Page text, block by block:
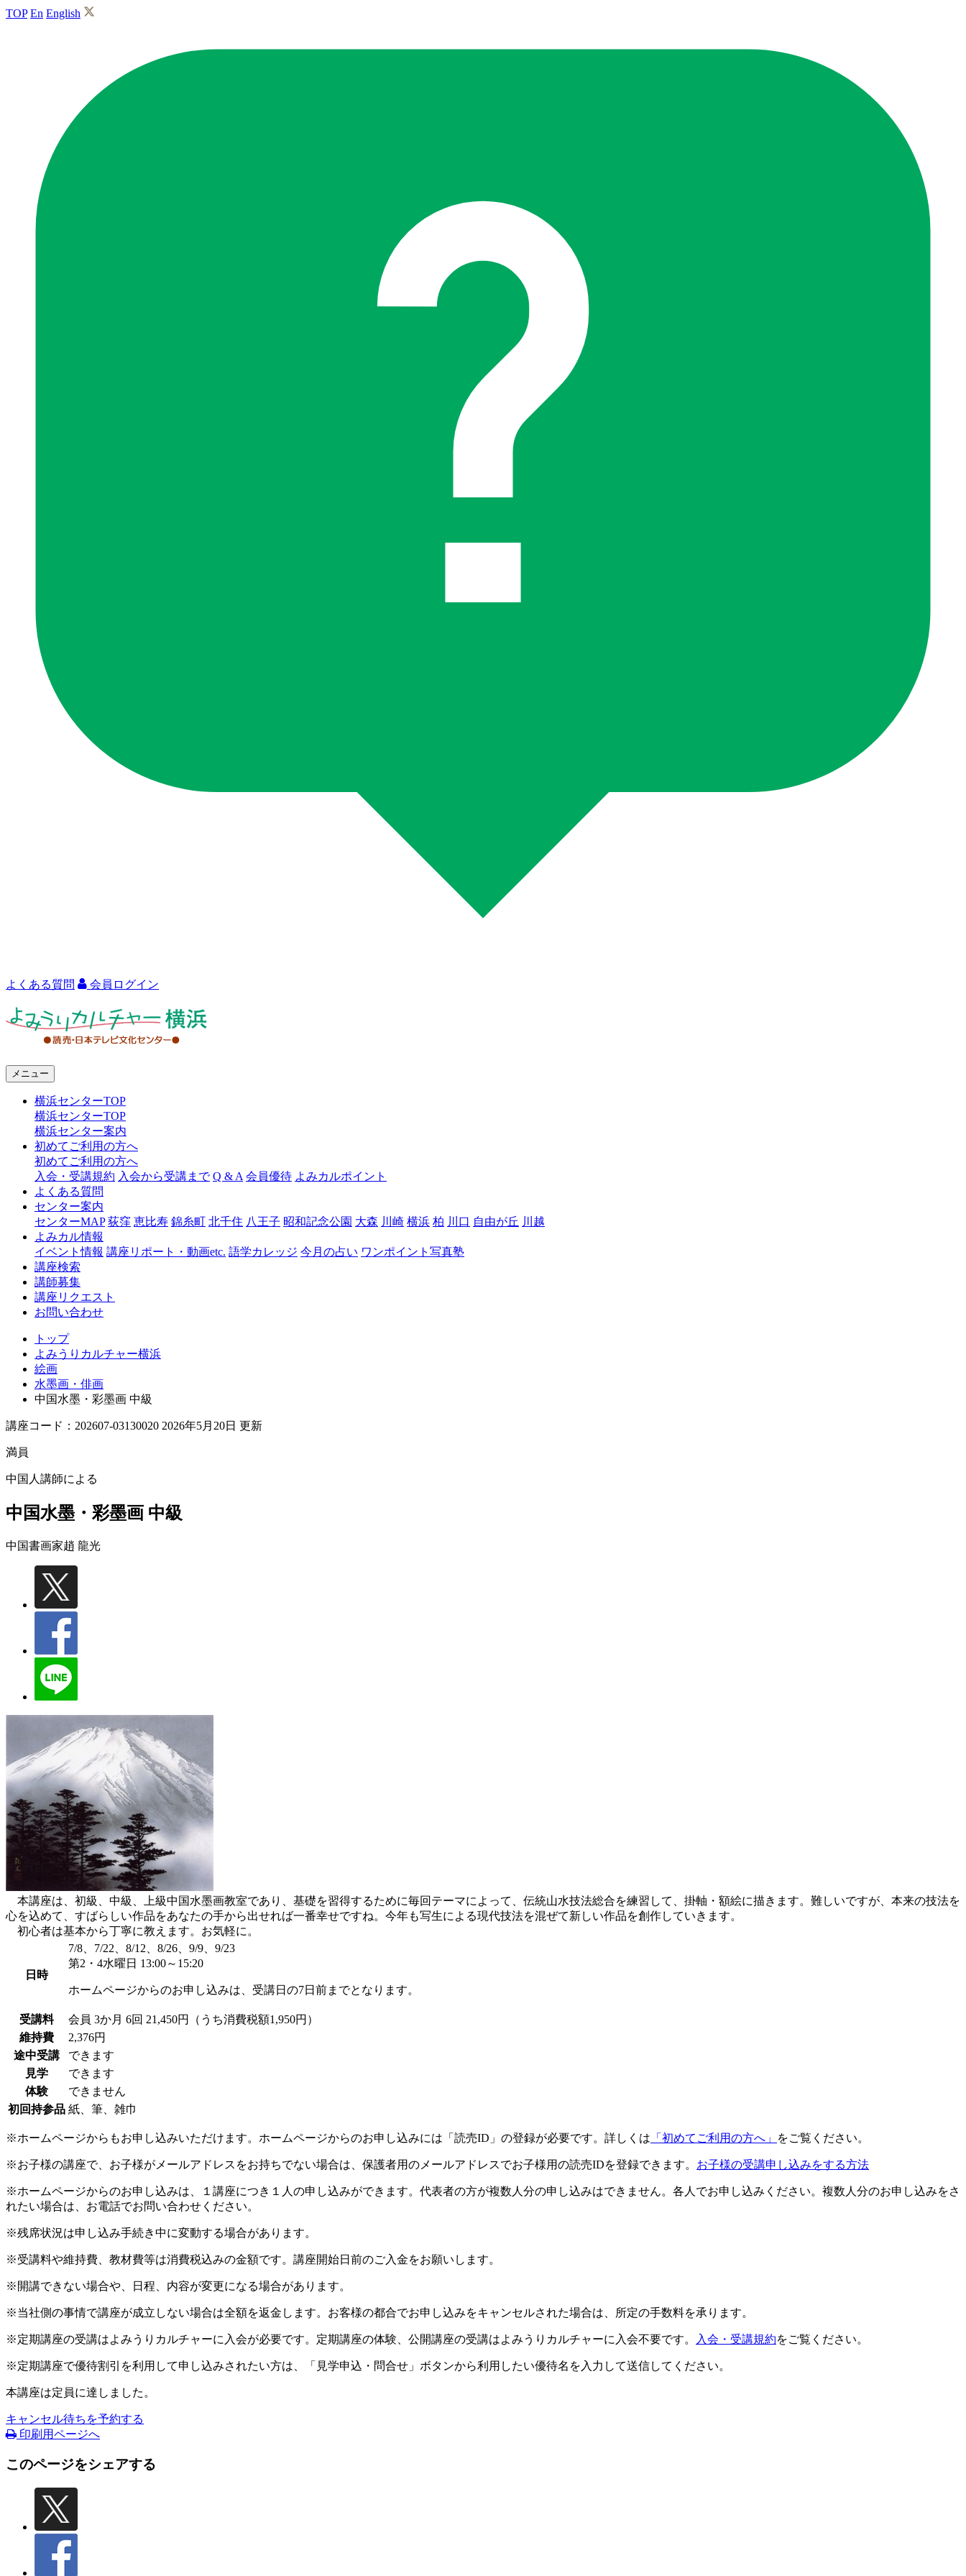
TOP En English
よくある質問 会員ログイン
ャ
横
浜
メニュー
横浜センターTOP
横浜センターTOP
横浜センター案内
初めてご利用の方へ
初めてご利用の方へ
入会・受講規約 入会から受講まで Q & A 会員優待 よみカルポイント
よくある質問
センター案内
センターMAP 荻窪 恵比寿 錦糸町 北千住 八王子 昭和記念公園 大森 川崎 横浜 柏 川口 自由が丘 川越
よみカル情報
イベント情報 講座リポート・動画etc. 語学カレッジ 今月の占い ワンポイント写真塾
講座検索
講師募集
講座リクエスト
お問い合わせ
トップ
よみうりカルチャー横浜
絵画
水墨画・俳画
中国水墨・彩墨画 中級
講座コード：202607-03130020 2026年5月20日 更新
満員
中国人講師による
中国水墨・彩墨画 中級
中国書画家趙 龍光
本講座は、初級、中級、上級中国水墨画教室であり、基礎を習得するために毎回テーマによって、伝統山水技法総合を練習して、掛軸・額絵に描きます。難しいですが、本来の技法を
心を込めて、すばらしい作品をあなたの手から出せれば一番幸せですね。今年も写生による現代技法を混ぜて新しい作品を創作していきます。
初心者は基本から丁寧に教えます。お気軽に。
日時
7/8、7/22、8/12、8/26、9/9、9/23
第2・4水曜日 13:00～15:20
ホームページからのお申し込みは、受講日の7日前までとなります。
受講料 会員 3か月 6回 21,450円（うち消費税額1,950円）
維持費
2,376円
途中受講
できます
見学
できます
体験
できません
初回持参品 紙、筆、雑巾
※ホームページからもお申し込みいただけます。ホームページからのお申し込みには「読売ID」の登録が必要です。詳しくは 「初めてご利用の方へ」 をご覧ください。
※お子様の講座で、お子様がメールアドレスをお持ちでない場合は、保護者用のメールアドレスでお子様用の読売IDを登録できます。 お子様の受講申し込みをする方法
※ホームページからのお申し込みは、１講座につき１人の申し込みができます。代表者の方が複数人分の申し込みはできません。各人でお申し込みください。複数人分のお申し込みをさ
れたい場合は、お電話でお問い合わせください。
※残席状況は申し込み手続き中に変動する場合があります。
※受講料や維持費、教材費等は消費税込みの金額です。講座開始日前のご入金をお願いします。
※開講できない場合や、日程、内容が変更になる場合があります。
※当社側の事情で講座が成立しない場合は全額を返金します。お客様の都合でお申し込みをキャンセルされた場合は、所定の手数料を承ります。
※定期講座の受講はよみうりカルチャーに入会が必要です。定期講座の体験、公開講座の受講はよみうりカルチャーに入会不要です。 入会・受講規約をご覧ください。
※定期講座で優待割引を利用して申し込みされたい方は、「見学申込・問合せ」ボタンから利用したい優待名を入力して送信してください。
本講座は定員に達しました。
キャンセル待ちを予約する
印刷用ページへ
このページをシェアする